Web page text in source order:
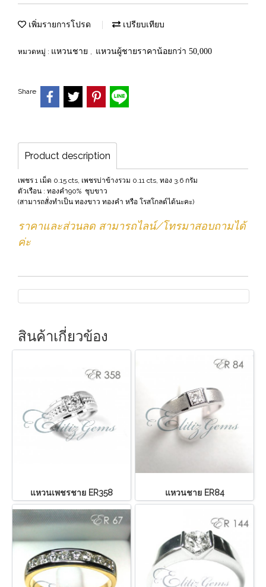
เพิ่มรายการโปรด เปรียบเทียบ
หมวดหมู่ : แหวนชาย , แหวนผู้ชายราคาน้อยกว่า 50,000
Share
Product description
เพชร 1 เม็ด 0.15 cts, เพชรบ่าข้างรวม 0.11 cts, ทอง 3.6 กรัม
ตัวเรือน : ทองคำ90% ชุบขาว
(สามารถสั่งทำเป็น ทองขาว ทองคำ หรือ โรสโกลด์ได้นะคะ)
ราคาและส่วนลด สามารถไลน์/โทรมาสอบถามได้
ค่ะ
สินค้าเกี่ยวข้อง
แหวนเพชรชาย ER358 แหวนชาย ER84